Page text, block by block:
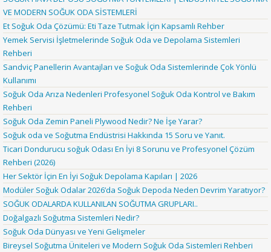
VE MODERN SOĞUK ODA SİSTEMLERİ
Et Soğuk Oda Çözümü: Eti Taze Tutmak İçin Kapsamlı Rehber
Yemek Servisi İşletmelerinde Soğuk Oda ve Depolama Sistemleri
Rehberi
Sandviç Panellerin Avantajları ve Soğuk Oda Sistemlerinde Çok Yönlü
Kullanımı
Soğuk Oda Arıza Nedenleri Profesyonel Soğuk Oda Kontrol ve Bakım
Rehberi
Soğuk Oda Zemin Paneli Plywood Nedir? Ne İşe Yarar?
Soğuk oda ve Soğutma Endüstrisi Hakkında 15 Soru ve Yanıt.
Ticari Dondurucu soğuk Odası En İyi 8 Sorunu ve Profesyonel Çözüm
Rehberi (2026)
Her Sektör İçin En İyi Soğuk Depolama Kapıları | 2026
Modüler Soğuk Odalar 2026’da Soğuk Depoda Neden Devrim Yaratıyor?
SOĞUK ODALARDA KULLANILAN SOĞUTMA GRUPLARI..
Doğalgazlı Soğutma Sistemleri Nedir?
Soğuk Oda Dünyası ve Yeni Gelişmeler
Bireysel Soğutma Üniteleri ve Modern Soğuk Oda Sistemleri Rehberi